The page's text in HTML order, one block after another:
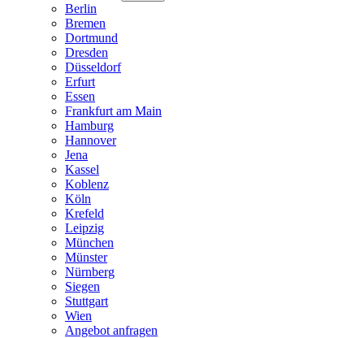
Berlin
Bremen
Dortmund
Dresden
Düsseldorf
Erfurt
Essen
Frankfurt am Main
Hamburg
Hannover
Jena
Kassel
Koblenz
Köln
Krefeld
Leipzig
München
Münster
Nürnberg
Siegen
Stuttgart
Wien
Angebot anfragen